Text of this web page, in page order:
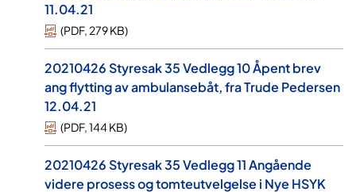
11.04.21
(PDF, 279 KB)
20210426 Styresak 35 Vedlegg 10 Åpent brev
ang flytting av ambulansebåt, fra Trude Pedersen
12.04.21
(PDF,144 KB)
20210426 Styresak 35 Vedlegg 11 Angående
videre prosess og tomteutvelgelse i Nye HSYK